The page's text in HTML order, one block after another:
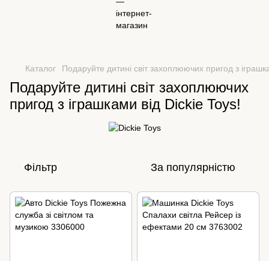
Каталог Подаруйте дитині світ захоплюючих пригод з
Подаруйте дитині світ захоплюючих
пригод з іграшками від Dickie Toys!
Фільтр За популярністю